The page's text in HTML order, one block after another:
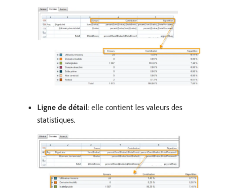
Ligne de détail: elle contient les valeurs des
statistiques.